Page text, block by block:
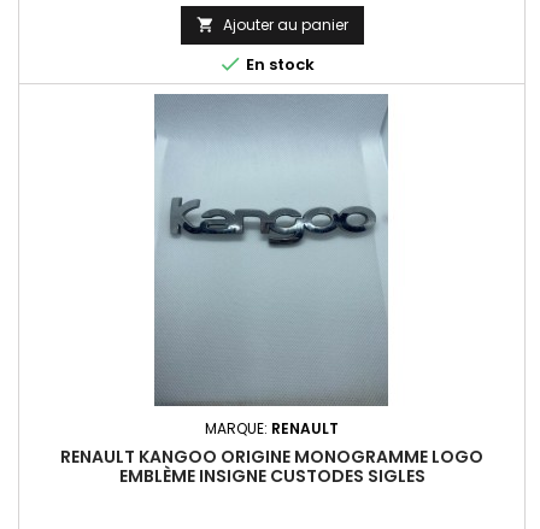
 Ajouter au panier
 En stock
MARQUE: RENAULT
RENAULT KANGOO ORIGINE MONOGRAMME LOGO
EMBLÈME INSIGNE CUSTODES SIGLES